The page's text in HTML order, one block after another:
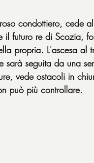
condottiero, cede
il futuro re di Scozia,
propria. L'ascesa
sarà seguita da una
vede ostacoli in
può più controllare.